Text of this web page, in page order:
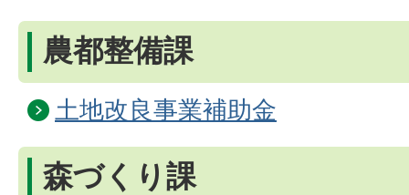
農都整備課
土地改良事業補助金
森づくり課